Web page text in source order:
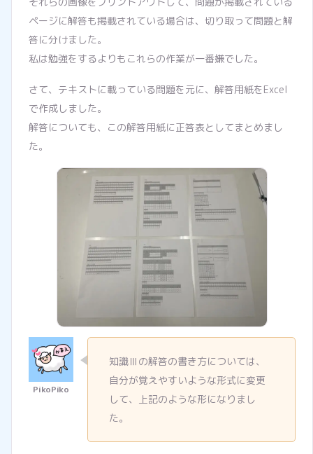
ページに解答も掲載されている場合は、切り取って問題と解
答に分けました。
私は勉強をするよりもこれらの作業が一番嫌でした。
さて、テキストに載っている問題を元に、解答用紙をExcel
で作成しました。
解答についても、この解答用紙に正答表としてまとめまし
た。
知識Ⅲの解答の書き方については、
自分が覚えやすいような形式に変更
して、上記のような形になりまし
た。